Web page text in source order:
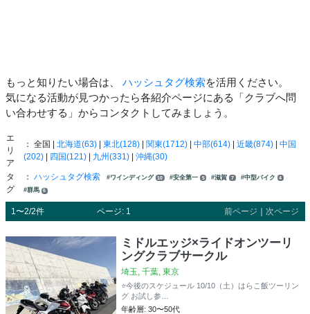
もっと知りたい場合は、 ハッシュタグ検索を活用ください。
気になる活動が見つかったら各紹介ページにある「クラブへ問
い合わせする」からコンタクトしてみましょう。
エ
リ
ア
： 全国 | 北海道(63)| 東北(128)| 関東(1712)| 中部(614)| 近畿(874)| 中国
(202)| 四国(121)| 九州(331)| 沖縄(30)
タ
グ
： ハッシュタグ検索 #ワインディング 10 #安全第一 5 #滋賀 7 #中型バイク 4
#群馬 6
1〜2/2件 ページ: 1 前ページ 次ページ
ミドルエッジ×ライドオンツーリ
ングクラブサークル
埼玉, 千葉, 東京
⭐️今後のスケジュール 10/10（土）はらこ飯ツーリン
グ お試し参…
年齢層: 30〜50代